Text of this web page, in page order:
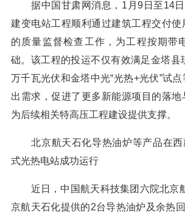
据中国甘肃网消息，1月9日至14日
建变电站工程顺利通过建筑工程交付使
的质量监督检查工作，为工程按期带
础。该工程的投运不仅有效满足金塔县
万千瓦光伏和金塔中光“光热+光伏”试
出需求，促进了更多新能源项目的落
为后续相关特高压工程建设提供支撑。
北京航天石化导热油炉等产品在西
式光热电站成功运行
近日，中国航天科技集团六院北京
京航天石化提供的2台导热油炉及余热